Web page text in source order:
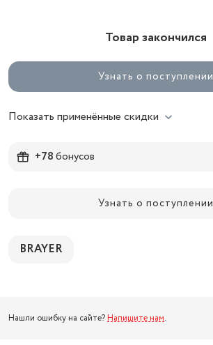
Товар закончился
Узнать о поступлении
Показать применённые скидки
+78бонусов
Узнать о поступлении
BRAYER
Нашли ошибку на сайте? Напишите нам.